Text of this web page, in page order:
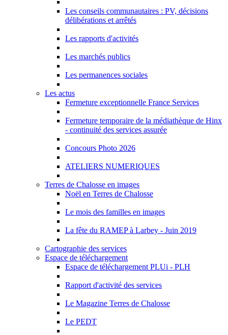
Les conseils communautaires : PV, décisions
délibérations et arrêtés
Les rapports d'activités
Les marchés publics
Les permanences sociales
Les actus
Fermeture exceptionnelle France Services
Fermeture temporaire de la médiathèque de Hinx
- continuité des services assurée
Concours Photo 2026
ATELIERS NUMERIQUES
Terres de Chalosse en images
Noël en Terres de Chalosse
Le mois des familles en images
La fête du RAMEP à Larbey - Juin 2019
Cartographie des services
Espace de téléchargement
Espace de téléchargement PLUi - PLH
Rapport d'activité des services
Le Magazine Terres de Chalosse
Le PEDT